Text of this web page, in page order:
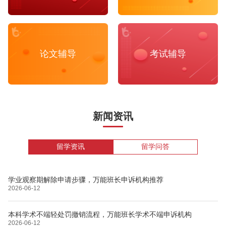
论文辅导 考试辅导
新闻资讯
留学资讯 留学问答
学业观察期解除申请步骤，万能班长申诉机构推荐
2026-06-12
本科学术不端轻处罚撤销流程，万能班长学术不端申诉机构
2026-06-12